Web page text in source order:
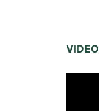
VIDEO